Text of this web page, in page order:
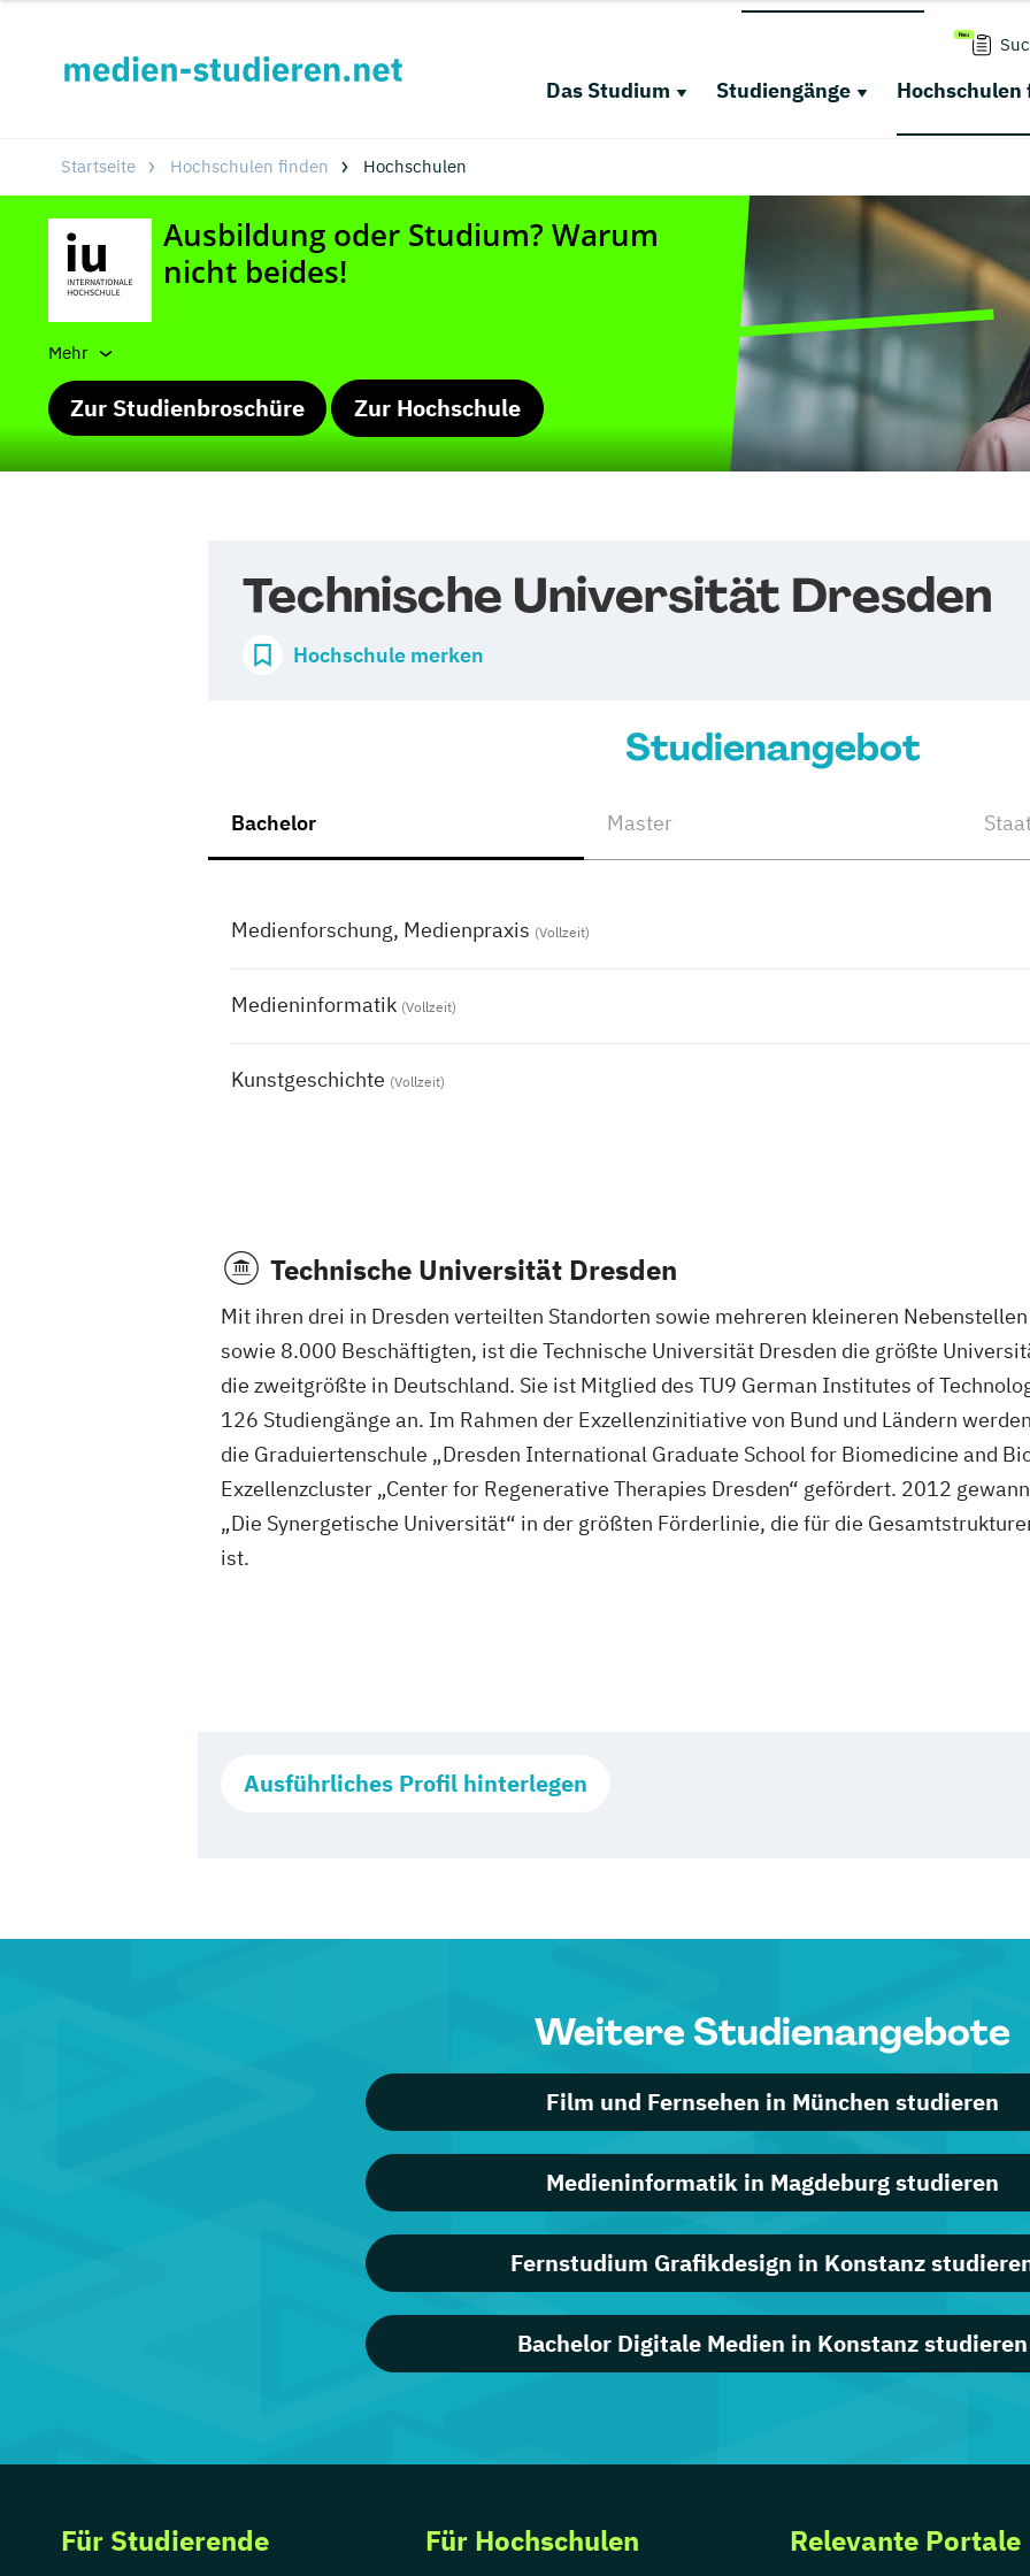
Das Studium Studiengänge Hochschulen
Startseite Hochschulen finden Hochschulen
Mehr
Zur Studienbroschüre Zur Hochschule
Technische Universität Dresden
Hochschule merken
Studienangebot
Bachelor Master
Medienforschung, Medienpraxis (Vollzeit)
Medieninformatik (Vollzeit)
Kunstgeschichte (Vollzeit)
Technische Universität Dresden
Mit ihren drei in Dresden verteilten Standorten sowie mehreren kleineren
sowie 8.000 Beschäftigten, ist die Technische Universität Dresden die größte
die zweitgrößte in Deutschland. Sie ist Mitglied des TU9 German Institutes of
126 Studiengänge an. Im Rahmen der Exzellenzinitiative von Bund und Ländern
die Graduiertenschule „Dresden International Graduate School for Biomedicine and
Exzellenzcluster „Center for Regenerative Therapies Dresden“ gefördert. 2012
„Die Synergetische Universität“ in der größten Förderlinie, die für die
ist.
Ausführliches Profil hinterlegen
Weitere Studienangebote
Film und Fernsehen in München studieren
Medieninformatik in Magdeburg studieren
Fernstudium Grafikdesign in Konstanz
Bachelor Digitale Medien in Konstanz studieren
Für Studierende Für Hochschulen Relevante Portale